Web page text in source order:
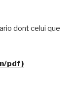
dont celui que
pdf)